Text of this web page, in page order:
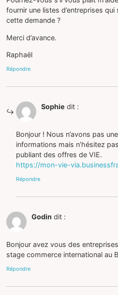
fournir une listes d’entreprises
cette demande ?
Merci d’avance.
Raphaël
Répondre
Sophie dit :
Bonjour ! Nous n’avons pas
informations mais n’hésitez
publiant des offres de VIE.
https://mon-vie-
Répondre
Godin dit :
Bonjour avez vous des
stage commerce international au
Répondre